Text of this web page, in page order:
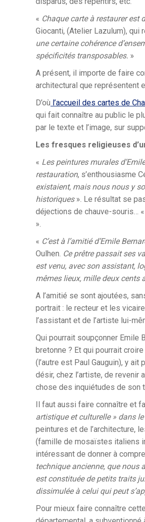
« Chaque carte à restaurer est
Giocanti, (Atelier Lazulum), qui
une certaine cohérence
spécificités transposables. »
A présent, il importe de faire
architectural que représentent
D’où l’accueil des cartes de
qui fait connaître au public le
par le texte et l’image, sur
Les fresques religieuses
« Les peintures murales
restauration, s’enthousiasme
existaient, mais nous nous y
historiques». Le résultat se
déjections de chauve-souris… «
».
« C’est à l’amitié d’Emile
Oulhen. Ce prêtre passait ses
est venu, avec son assistant,
mêmes lieux, mille deux cents
A l’amitié se sont ajoutées,
portrait : le recteur et les
l’assistant et de l’artiste lui-
Qui pourrait soupçonner Emile
bretonne ? Et qui pourrait
(l’autre est Paul Gauguin), y
désir, chez l’artiste, de
chose des inquiétudes de son
Il faut aussi faire connaître et
artistique et culturelle » dans
peintures et de l’architecture,
(famille de mosaïstes italiens
intéressant de donner à
technique ancienne, que nous
est constituée de petits traits
dissimulée à celui qui peut
Pour mieux faire connaître